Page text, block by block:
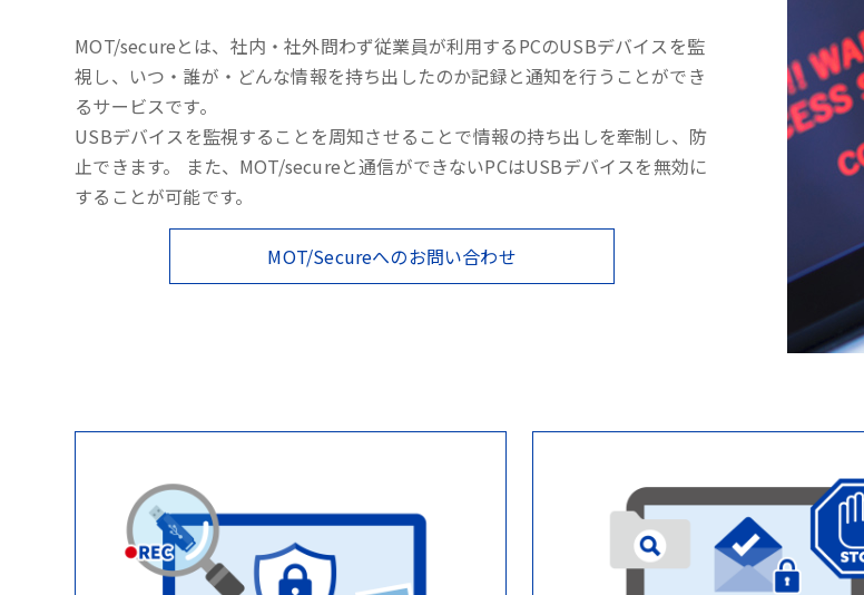
MOT/secureとは、社内・社外問わず従業員が利用するPCのUSBデバイスを監
視し、いつ・誰が・どんな情報を持ち出したのか記録と通知を行うことができ
るサービスです。
USBデバイスを監視することを周知させることで情報の持ち出しを牽制し、防
止できます。 また、MOT/secureと通信ができないPCはUSBデバイスを無効に
することが可能です。
MOT/Secureへのお問い合わせ